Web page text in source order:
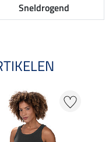
Sneldrogend